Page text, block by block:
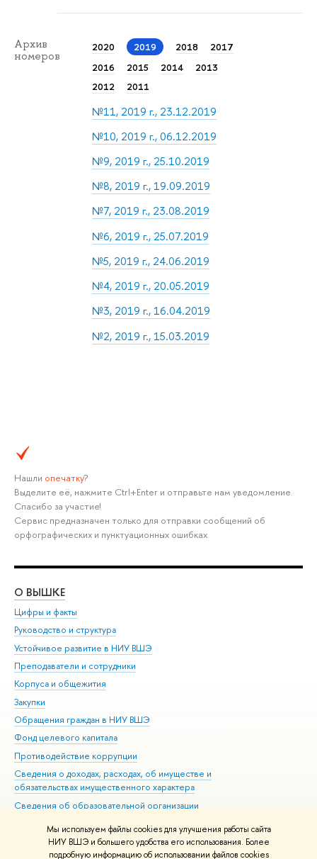
Мы используем файлы cookies для улучшения работы сайта
НИУ ВШЭ и большего удобства его использования. Более
подробную информацию об использовании файлов cookies
Архив
номеров
2020 2019 2018
2017
2016
2015 2014
2013
2012
2011
№11, 2019 г., 23.12.2019
№10, 2019 г., 06.12.2019
№9, 2019 г., 25.10.2019
№8, 2019 г., 19.09.2019
№7, 2019 г., 23.08.2019
№6, 2019 г., 25.07.2019
№5, 2019 г., 24.06.2019
№4, 2019 г., 20.05.2019
№3, 2019 г., 16.04.2019
№2, 2019 г., 15.03.2019
Нашли опечатку?
Выделите её, нажмите Ctrl+Enter и отправьте нам уведомление.
Спасибо за участие!
Сервис предназначен только для отправки сообщений об
орфографических и пунктуационных ошибках.
О ВЫШКЕ
Цифры и факты
Руководство и структура
Устойчивое развитие в НИУ ВШЭ
Преподаватели и сотрудники
Корпуса и общежития
Закупки
Обращения граждан в НИУ ВШЭ
Фонд целевого капитала
Противодействие коррупции
Сведения о доходах, расходах, об имуществе и
обязательствах имущественного характера
Сведения об образовательной организации
Людям с ограниченными возможностями здоровья
Единая платежная страница